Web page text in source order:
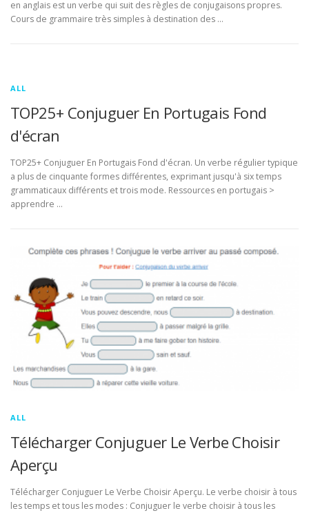
en anglais est un verbe qui suit des règles de conjugaisons propres.
Cours de grammaire très simples à destination des …
ALL
TOP25+ Conjuguer En Portugais Fond
d'écran
TOP25+ Conjuguer En Portugais Fond d'écran. Un verbe régulier typique
a plus de cinquante formes différentes, exprimant jusqu'à six temps
grammaticaux différents et trois mode. Ressources en portugais >
apprendre …
ALL
Télécharger Conjuguer Le Verbe Choisir
Aperçu
Télécharger Conjuguer Le Verbe Choisir Aperçu. Le verbe choisir à tous
les temps et tous les modes : Conjuguer le verbe choisir à tous les